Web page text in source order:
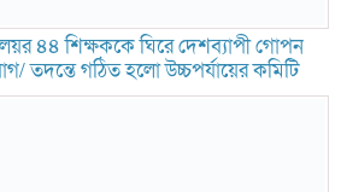
৪৪ শিক্ষককে ঘিরে দেশব্যাপী গোপন
তদন্তে গঠিত হলো উচ্চপর্যায়ের কমিটি